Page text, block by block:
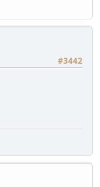
#3442